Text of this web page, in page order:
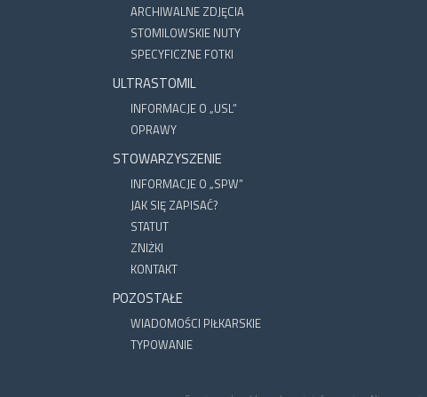
ARCHIWALNE ZDJĘCIA
STOMILOWSKIE NUTY
SPECYFICZNE FOTKI
ULTRASTOMIL
INFORMACJE O „USL”
OPRAWY
STOWARZYSZENIE
INFORMACJE O „SPW”
JAK SIĘ ZAPISAĆ?
STATUT
ZNIŻKI
KONTAKT
POZOSTAŁE
WIADOMOŚCI PIŁKARSKIE
TYPOWANIE